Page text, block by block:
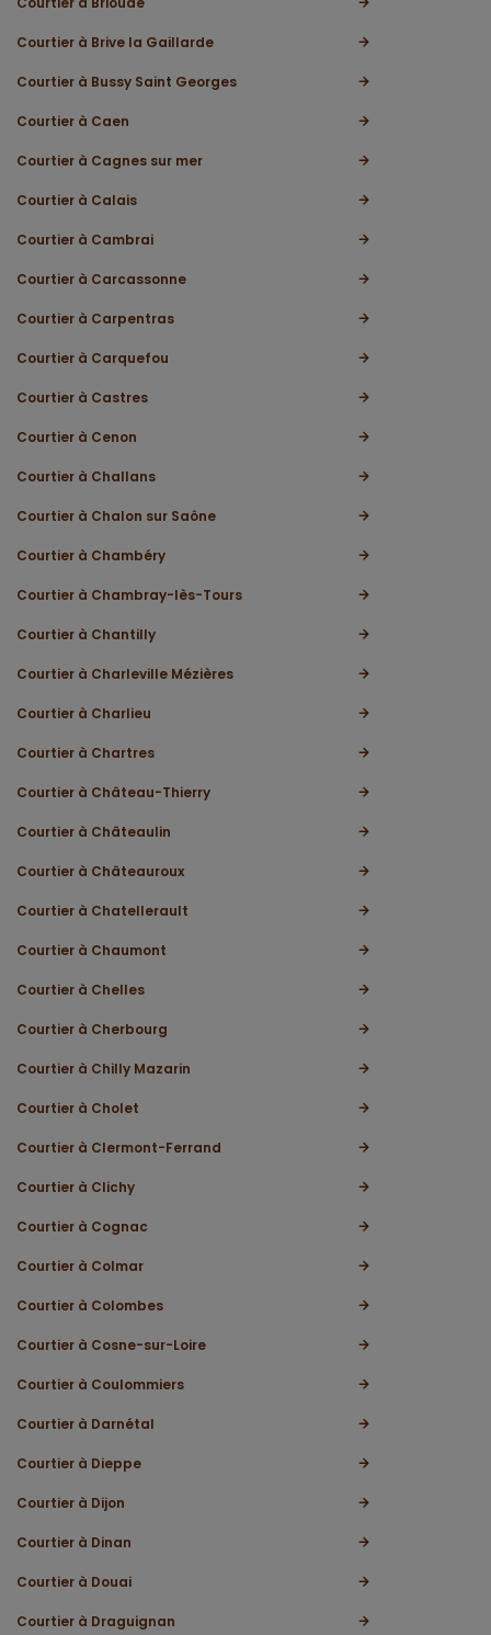
Courtier à Brive la Gaillarde
Courtier à Bussy Saint Georges
Courtier à Caen
Courtier à Cagnes sur mer
Courtier à Calais
Courtier à Cambrai
Courtier à Carcassonne
Courtier à Carpentras
Courtier à Carquefou
Courtier à Castres
Courtier à Cenon
Courtier à Challans
Courtier à Chalon sur Saône
Courtier à Chambéry
Courtier à Chambray-lès-Tours
Courtier à Chantilly
Courtier à Charleville Mézières
Courtier à Charlieu
Courtier à Chartres
Courtier à Château-Thierry
Courtier à Châteaulin
Courtier à Châteauroux
Courtier à Chatellerault
Courtier à Chaumont
Courtier à Chelles
Courtier à Cherbourg
Courtier à Chilly Mazarin
Courtier à Cholet
Courtier à Clermont-Ferrand
Courtier à Clichy
Courtier à Cognac
Courtier à Colmar
Courtier à Colombes
Courtier à Cosne-sur-Loire
Courtier à Coulommiers
Courtier à Darnétal
Courtier à Dieppe
Courtier à Dijon
Courtier à Dinan
Courtier à Douai
Courtier à Draguignan